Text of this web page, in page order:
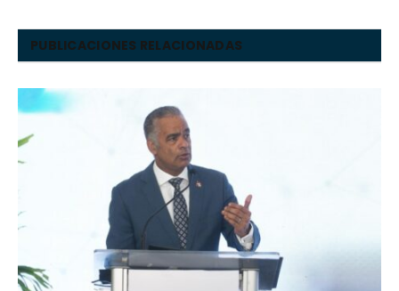
PUBLICACIONES RELACIONADAS